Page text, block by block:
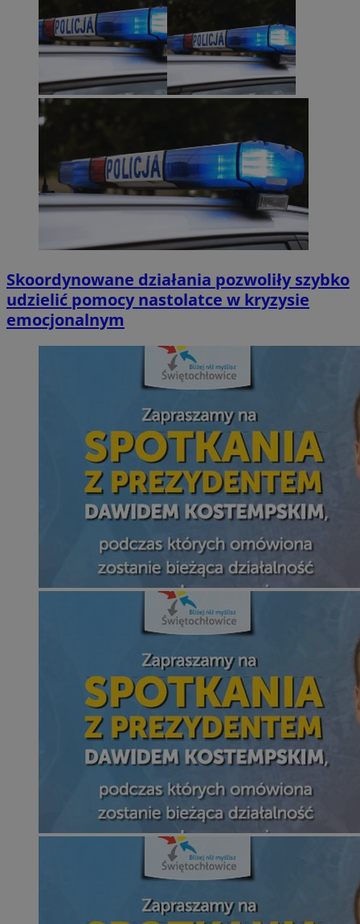
Skoordynowane działania pozwoliły szybko
udzielić pomocy nastolatce w kryzysie
emocjonalnym